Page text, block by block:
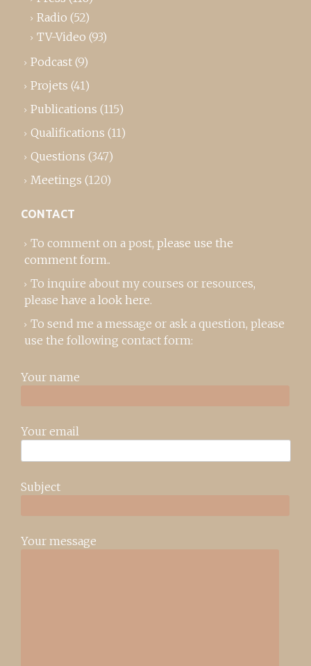
Radio (52)
TV-Video (93)
Podcast (9)
Projets (41)
Publications (115)
Qualifications (11)
Questions (347)
Meetings (120)
CONTACT
To comment on a post, please use the
comment form..
To inquire about my courses or resources,
please have a look here.
To send me a message or ask a question, please
use the following contact form:
Your name
Your email
Subject
Your message